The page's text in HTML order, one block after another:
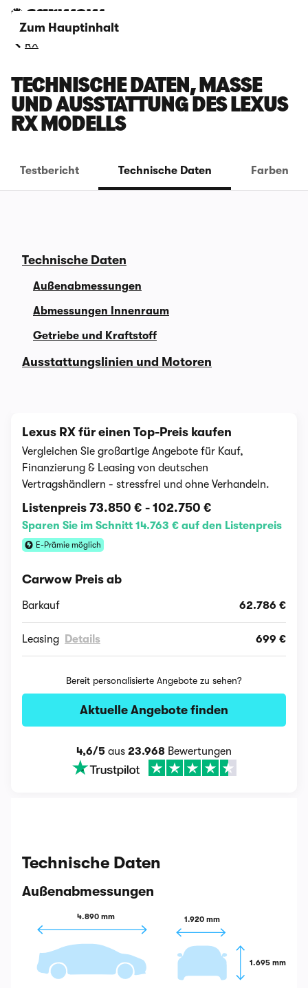
Zum Hauptinhalt
RX
TECHNISCHE DATEN, MASSE U
ND AUSSTATTUNG DES LEXUS R
X MODELLS
Testbericht Technische Daten Farben
Technische Daten
Außenabmessungen
Abmessungen Innenraum
Getriebe und Kraftstoff
Ausstattungslinien und Motoren
Lexus RX für einen Top-Preis kaufen
Vergleichen Sie großartige Angebote für Kauf,
Finanzierung & Leasing von deutschen
Vertragshändlern - stressfrei und ohne Verhandeln.
Listenpreis 73.850 € - 102.750 €
Sparen Sie im Schnitt 14.763 € auf den Listenpreis
E-Prämie möglich
Carwow Preis ab
Barkauf 62.786 €
Leasing Details 699 €
Bereit personalisierte Angebote zu sehen?
Aktuelle Angebote finden
4,6/5 aus 23.968 Bewertungen
Technische Daten
Außenabmessungen
4.890 mm 1.920 mm
1.695 mm